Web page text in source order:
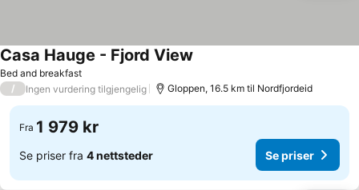
Bed and breakfast
Casa Hauge - Fjord View
/ Ingen vurdering tilgjengelig Gloppen, 16.5 km til Nordfjordeid
Fra 1 979 kr
Se priser fra 4 nettsteder Se priser